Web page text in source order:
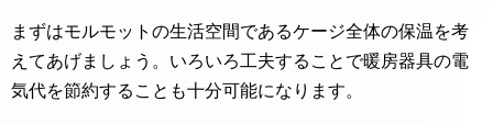
まずはモルモットの生活空間であるケージ全体の保温を考
えてあげましょう。いろいろ工夫することで暖房器具の電
気代を節約することも十分可能になります。